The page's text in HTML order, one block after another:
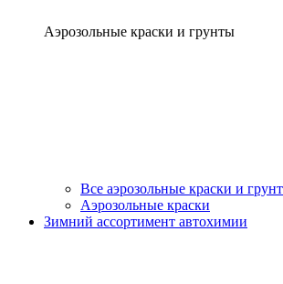
Аэрозольные краски и грунты
Все аэрозольные краски и
Аэрозольные краски
Зимний ассортимент автохимии